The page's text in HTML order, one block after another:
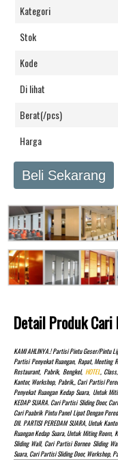
Kategori
Stok
Kode
Di lihat
Berat(/pcs)
Harga
Beli Sekarang
Detail Produk
KAMI AHLINYA.! Partisi Pintu Geser/pintu
Partisi Penyekat Ruangan, Rapat, Meeting
Restaurant, Pabrik, Bengkel, HOTEL,
Kantor, Workshop, Pabrik,, Cari Partisi
Penyekat Ruangan Kedap Suara, Untuk
KEDAP SUARA. Cari Partisi Sliding Door,
Cari Paabrik Pintu Panel Lipat Dengan
Dll. PARTISI PEREDAM SUARA, Untuk
Ruangan Kedap Suara, Untuk Miting
Sliding Wall, Cari Partisi Borneo Sliding
Suara, Cari Partisi Sliding Door, Workshop,